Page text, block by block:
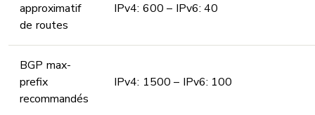
approximatif
de routes
IPv4: 600 – IPv6: 40
BGP max-
prefix
recommandés
IPv4: 1500 – IPv6: 100